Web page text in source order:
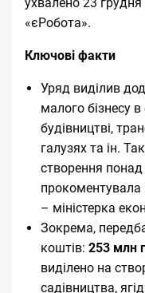
«єРобота».
Ключові факти
Уряд виділив
малого бізнесу
будівництві,
галузях та ін.
створення
прокоментувала
– міністерка
Зокрема,
коштів: 253 млн
виділено на
садівництва,